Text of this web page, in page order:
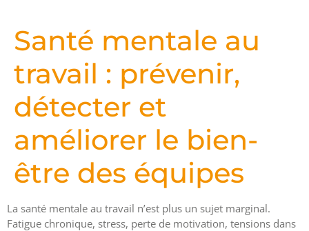
Santé mentale au
travail : prévenir,
détecter et
améliorer le bien-
être des équipes
La santé mentale au travail n’est plus un sujet marginal.
Fatigue chronique, stress, perte de motivation, tensions dans